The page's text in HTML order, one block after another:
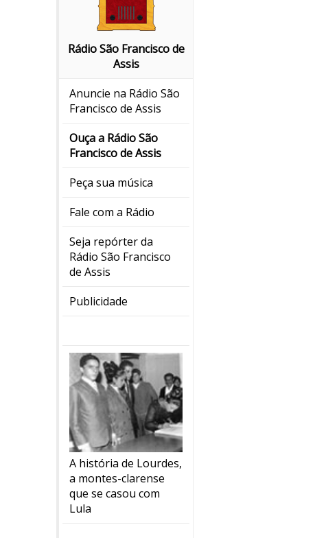
Rádio São Francisco de
Assis
Anuncie na Rádio São
Francisco de Assis
Ouça a Rádio São
Francisco de Assis
Peça sua música
Fale com a Rádio
Seja repórter da
Rádio São Francisco
de Assis
Publicidade
A história de Lourdes,
a montes-clarense
que se casou com
Lula